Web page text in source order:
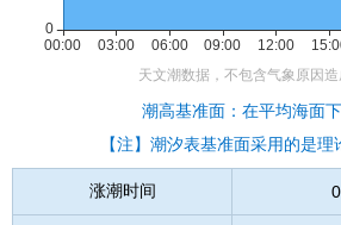
潮高基准面：在平均海面
【注】潮汐表基准面采用的是
涨潮时间